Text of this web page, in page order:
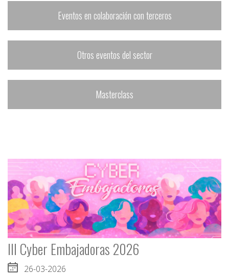
Eventos en colaboración con terceros
Otros eventos del sector
Masterclass
III Cyber Embajadoras 2026
26-03-2026